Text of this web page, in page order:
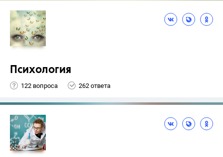
Психология
122 вопроса 262 ответа